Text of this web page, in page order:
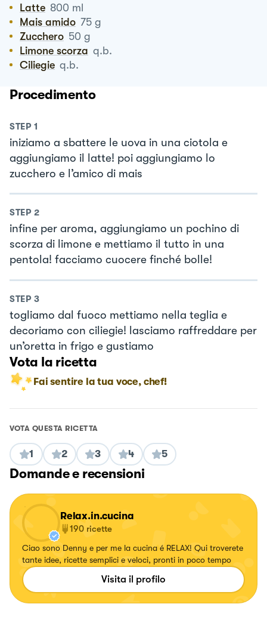
Latte 800 ml
Mais amido 75 g
Zucchero 50 g
Limone scorza q.b.
Ciliegie q.b.
Procedimento
STEP 1
iniziamo a sbattere le uova in una ciotola e
aggiungiamo il latte! poi aggiungiamo lo
zucchero e l’amico di mais
STEP 2
infine per aroma, aggiungiamo un pochino di
scorza di limone e mettiamo il tutto in una
pentola! facciamo cuocere finché bolle!
STEP 3
togliamo dal fuoco mettiamo nella teglia e
decoriamo con ciliegie! lasciamo raffreddare per
un’oretta in frigo e gustiamo
Vota la ricetta
Fai sentire la tua voce, chef!
VOTA QUESTA RICETTA
1 2 3 4 5
Domande e recensioni
Relax.in.cucina
190 ricette
Ciao sono Denny e per me la cucina é RELAX! Qui troverete
tante idee, ricette semplici e veloci, pronti in poco tempo
Visita il profilo